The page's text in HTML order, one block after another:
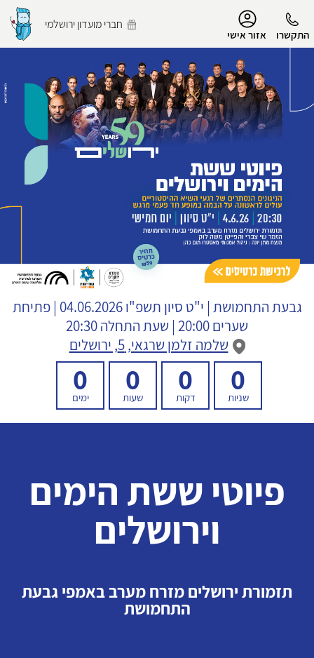
התקשרו אזור אישי
חברי מועדון ירושלמי
הפרופיל שלי
התנתק
גבעת התחמושת | י"ט סיון תשפ"ו
04.06.2026 | פתיחת
שערים 20:00 | שעת התחלה 20:30
שלמה זלמן שרגאי, 5, ירושלים
0
שניות
0
דקות
0
שעות
0
ימים
פיוטי ששת הימים
וירושלים
תזמורת ירושלים מזרח מערב באמפי גבעת
התחמושת